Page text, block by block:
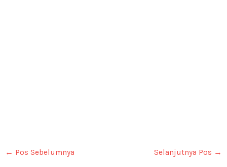
← Pos Sebelumnya Selanjutnya Pos →